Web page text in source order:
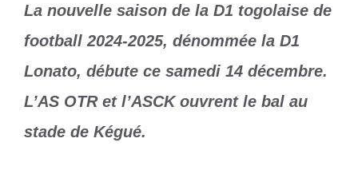
La nouvelle saison de la D1 togolaise de
football 2024-2025, dénommée la D1
Lonato, débute ce samedi 14 décembre.
L’AS OTR et l’ASCK ouvrent le bal au
stade de Kégué.